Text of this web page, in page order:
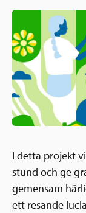
Frågor och
Sverige och
Hur vi arbetar
Medarbetare
Kontakt
Pressrum
Nyheter &
SV
I detta projekt
stund och ge
gemensam
ett resande